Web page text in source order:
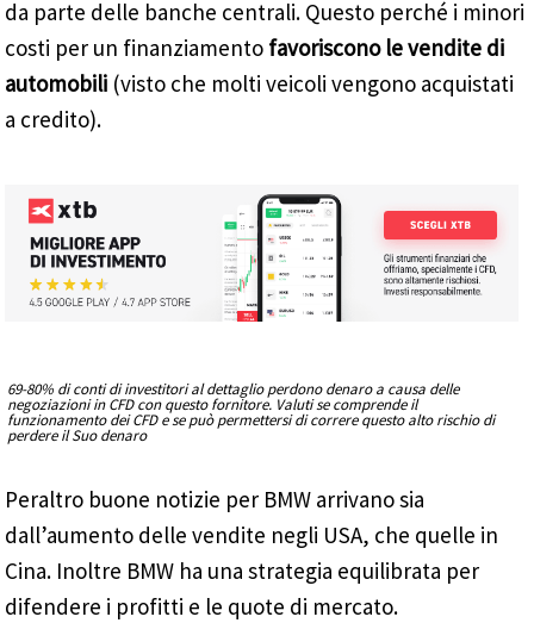
da parte delle banche centrali. Questo perché i minori
costi per un finanziamento favoriscono le vendite di
automobili (visto che molti veicoli vengono acquistati
a credito).
69-80% di conti di investitori al dettaglio perdono denaro a causa delle
negoziazioni in CFD con questo fornitore. Valuti se comprende il
funzionamento dei CFD e se può permettersi di correre questo alto rischio di
perdere il Suo denaro
Peraltro buone notizie per BMW arrivano sia
dall’aumento delle vendite negli USA, che quelle in
Cina. Inoltre BMW ha una strategia equilibrata per
difendere i profitti e le quote di mercato.